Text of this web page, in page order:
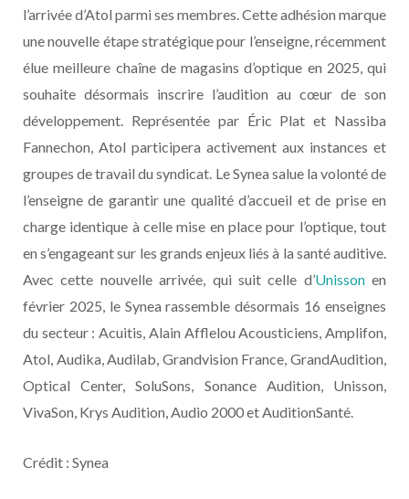
l’arrivée d’Atol parmi ses membres. Cette adhésion marque
une nouvelle étape stratégique pour l’enseigne, récemment
élue meilleure chaîne de magasins d’optique en 2025, qui
souhaite désormais inscrire l’audition au cœur de son
développement. Représentée par Éric Plat et Nassiba
Fannechon, Atol participera activement aux instances et
groupes de travail du syndicat. Le Synea salue la volonté de
l’enseigne de garantir une qualité d’accueil et de prise en
charge identique à celle mise en place pour l’optique, tout
en s’engageant sur les grands enjeux liés à la santé auditive.
Avec cette nouvelle arrivée, qui suit celle d’Unissonen
février 2025, le Synea rassemble désormais 16 enseignes
du secteur : Acuitis, Alain Afflelou Acousticiens, Amplifon,
Atol, Audika, Audilab, Grandvision France, GrandAudition,
Optical Center, SoluSons, Sonance Audition, Unisson,
VivaSon, Krys Audition, Audio 2000 et AuditionSanté.
Crédit : Synea